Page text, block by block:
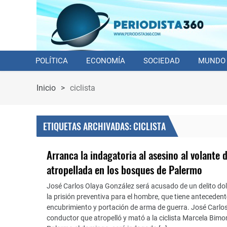
POLÍTICA ECONOMÍA SOCIEDAD MUNDO
Inicio > ciclista
ETIQUETAS ARCHIVADAS: CICLISTA
Arranca la indagatoria al asesino al volante
atropellada en los bosques de Palermo
José Carlos Olaya González será acusado de un delito
la prisión preventiva para el hombre, que tiene
encubrimiento y portación de arma de guerra. José
conductor que atropelló y mató a la ciclista Marcela